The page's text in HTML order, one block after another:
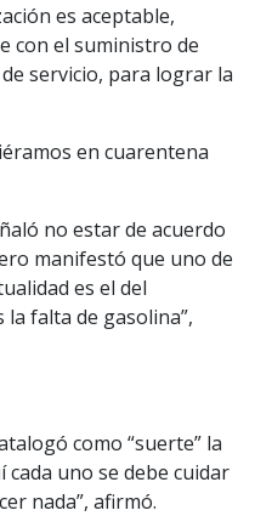
es aceptable,
con el suministro de
servicio, para lograr la
en cuarentena
no estar de acuerdo
manifestó que uno de
es el del
falta de gasolina”,
como “suerte” la
cada uno se debe cuidar
nada”, afirmó.